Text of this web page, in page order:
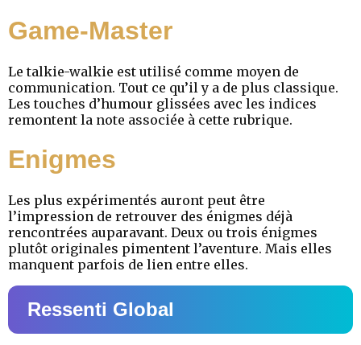
Game-Master
Le talkie-walkie est utilisé comme moyen de
communication. Tout ce qu’il y a de plus classique.
Les touches d’humour glissées avec les indices
remontent la note associée à cette rubrique.
Enigmes
Les plus expérimentés auront peut être
l’impression de retrouver des énigmes déjà
rencontrées auparavant. Deux ou trois énigmes
plutôt originales pimentent l’aventure. Mais elles
manquent parfois de lien entre elles.
Ressenti Global